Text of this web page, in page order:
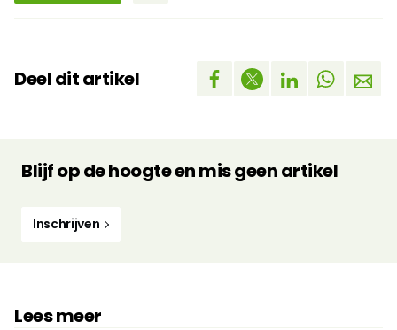
Deel dit artikel
Blijf op de hoogte en mis geen artikel
Inschrijven
Lees meer